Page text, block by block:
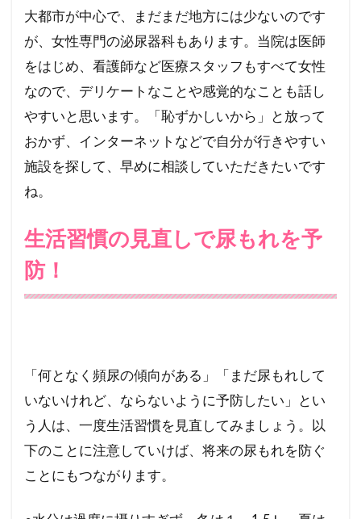
大都市が中心で、まだまだ地方には少ないのです
が、女性専門の泌尿器科もあります。当院は医師
をはじめ、看護師など医療スタッフもすべて女性
なので、デリケートなことや感覚的なことも話し
やすいと思います。「恥ずかしいから」と放って
おかず、インターネットなどで自分が行きやすい
施設を探して、早めに相談していただきたいです
ね。
生活習慣の見直しで尿もれを予
防！
「何となく頻尿の傾向がある」「まだ尿もれして
いないけれど、ならないように予防したい」とい
う人は、一度生活習慣を見直してみましょう。以
下のことに注意していけば、将来の尿もれを防ぐ
ことにもつながります。